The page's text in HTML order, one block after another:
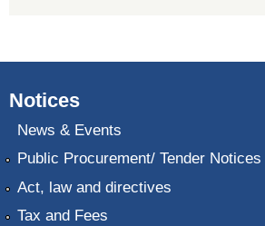
Notices
News & Events
Public Procurement/ Tender Notices
Act, law and directives
Tax and Fees